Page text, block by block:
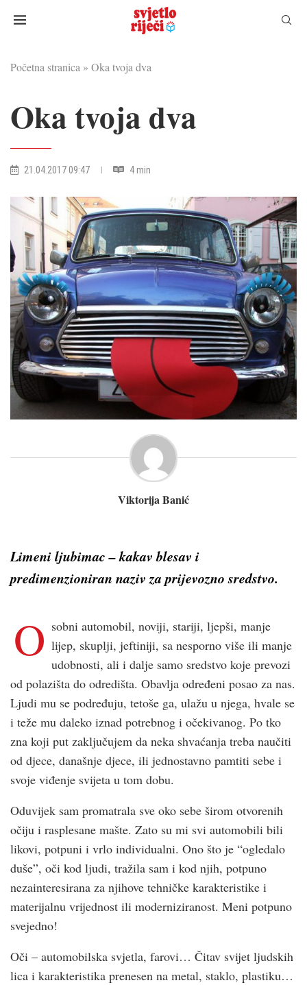
Početna stranica » Oka tvoja dva
Oka tvoja dva
21.04.2017 09:47 4 min
Viktorija Banić
Limeni ljubimac – kakav blesav i
predimenzioniran naziv za prijevozno sredstvo.
O sobni automobil, noviji, stariji, ljepši, manje
lijep, skuplji, jeftiniji, sa nesporno više ili manje
udobnosti, ali i dalje samo sredstvo koje prevozi
od polazišta do odredišta. Obavlja određeni posao za nas.
Ljudi mu se podređuju, tetoše ga, ulažu u njega, hvale se
i teže mu daleko iznad potrebnog i očekivanog. Po tko
zna koji put zaključujem da neka shvaćanja treba naučiti
od djece, današnje djece, ili jednostavno pamtiti sebe i
svoje viđenje svijeta u tom dobu.
Oduvijek sam promatrala sve oko sebe širom otvorenih
očiju i rasplesane mašte. Zato su mi svi automobili bili
likovi, potpuni i vrlo individualni. Ono što je “ogledalo
duše”, oči kod ljudi, tražila sam i kod njih, potpuno
nezainteresirana za njihove tehničke karakteristike i
materijalnu vrijednost ili moderniziranost. Meni potpuno
svejedno!
Oči – automobilska svjetla, farovi… Čitav svijet ljudskih
lica i karakteristika prenesen na metal, staklo, plastiku…